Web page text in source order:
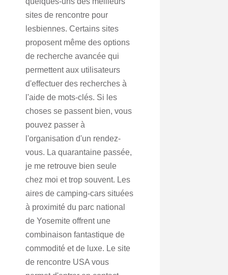
sites de rencontre pour
lesbiennes. Certains sites
proposent même des options
de recherche avancée qui
permettent aux utilisateurs
d'effectuer des recherches à
l'aide de mots-clés. Si les
choses se passent bien, vous
pouvez passer à
l'organisation d'un rendez-
vous. La quarantaine passée,
je me retrouve bien seule
chez moi et trop souvent. Les
aires de camping-cars situées
à proximité du parc national
de Yosemite offrent une
combinaison fantastique de
commodité et de luxe. Le site
de rencontre USA vous